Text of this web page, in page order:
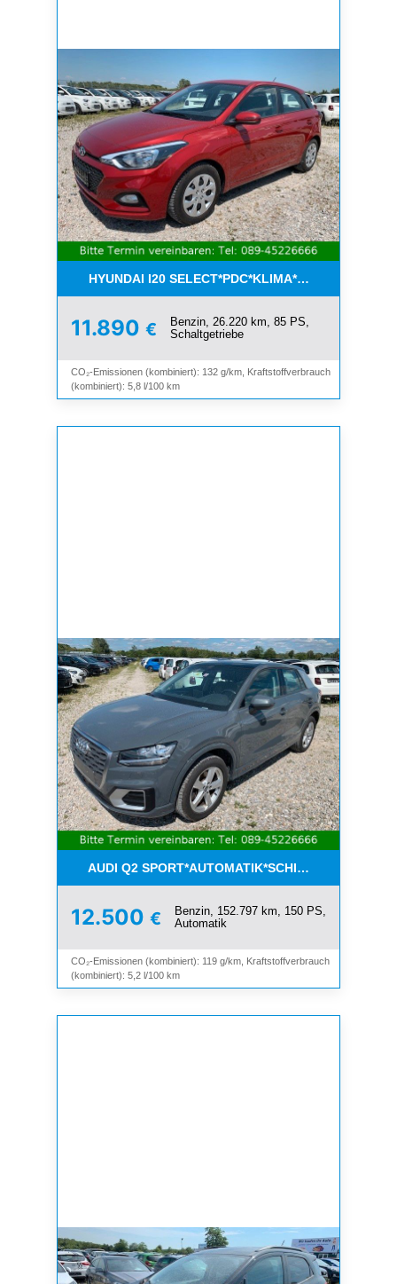
HYUNDAI I20 SELECT*PDC*KLIMA*ESP*8-
11.890 €
Benzin, 26.220 km, 85 PS,
Schaltgetriebe
CO₂-Emissionen (kombiniert): 132 g/km, Kraftstoffverbrauch
(kombiniert): 5,8 l/100 km
AUDI Q2 SPORT*AUTOMATIK*SCHIEBEDACH*8-
12.500 €
Benzin, 152.797 km, 150 PS,
Automatik
CO₂-Emissionen (kombiniert): 119 g/km, Kraftstoffverbrauch
(kombiniert): 5,2 l/100 km